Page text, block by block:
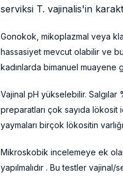
serviksi T. vajinalis'in
Gonokok, mikoplazmal veya
hassasiyet mevcut olabilir ve
kadınlarda bimanuel muayene
Vajinal pH yükselebilir. Salgılar
preparatları çok sayıda lökosit
yaymaları birçok lökositin
Mikroskobik incelemeye ek
yapılmalıdır . Bu testler